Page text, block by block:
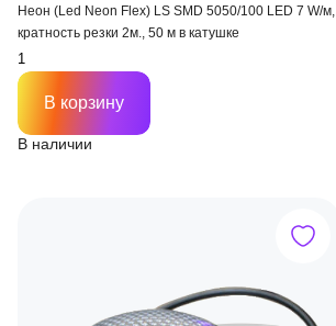
Неон (Led Neon Flex) LS SMD 5050/100 LED 7 W/м,
кратность резки 2м., 50 м в катушке
В наличии
В корзину